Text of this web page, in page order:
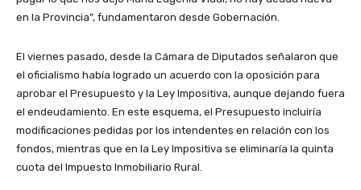
en la Provincia”, fundamentaron desde Gobernación.
El viernes pasado, desde la Cámara de Diputados señalaron que
el oficialismo había logrado un acuerdo con la oposición para
aprobar el Presupuesto y la Ley Impositiva, aunque dejando fuera
el endeudamiento. En este esquema, el Presupuesto incluiría
modificaciones pedidas por los intendentes en relación con los
fondos, mientras que en la Ley Impositiva se eliminaría la quinta
cuota del Impuesto Inmobiliario Rural.